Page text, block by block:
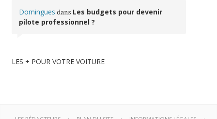
Domingues dans Les budgets pour devenir
pilote professionnel ?
LES + POUR VOTRE VOITURE